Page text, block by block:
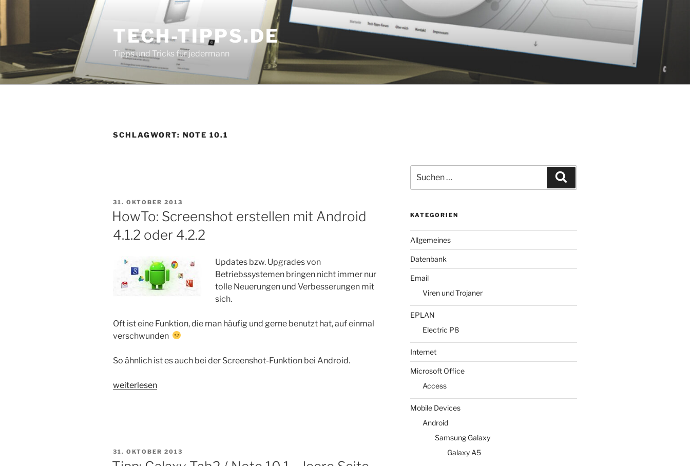
springen
TECH-TIPPS.DE
Tipps und Tricks für jedermann
SCHLAGWORT: NOTE 10.1
VERÖFFENTLICHT
AM
31. OKTOBER 2013
HowTo: Screenshot erstellen mit Android
4.1.2 oder 4.2.2
Updates bzw. Upgrades von
Betriebssystemen bringen nicht immer nur
tolle Neuerungen und Verbesserungen mit
sich.
Oft ist eine Funktion, die man häufig und gerne benutzt hat, auf einmal
verschwunden
So ähnlich ist es auch bei der Screenshot-Funktion bei Android.
„HowTo:
weiterlesen
VERÖFFENTLICHT
31. OKTOBER 2013
nach:
KATEGORIEN
Allgemeines
Datenbank
Email
Viren und Trojaner
EPLAN
Electric P8
Internet
Microsoft Office
Access
Mobile Devices
Android
Samsung Galaxy
Galaxy A5